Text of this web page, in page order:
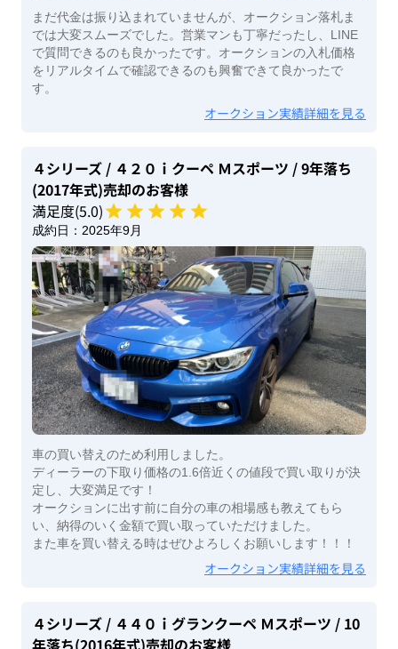
まだ代金は振り込まれていませんが、オークション落札ま
では大変スムーズでした。営業マンも丁寧だったし、LINE
で質問できるのも良かったです。オークションの入札価格
をリアルタイムで確認できるのも興奮できて良かったで
す。
オークション実績詳細を見る
４シリーズ / ４２０ｉクーペ Ｍスポーツ / 9年落ち
(2017年式)売却のお客様
満足度(5.0)
成約日： 2025年9月
車の買い替えのため利用しました。
ディーラーの下取り価格の1.6倍近くの値段で買い取りが決
定し、大変満足です！
オークションに出す前に自分の車の相場感も教えてもら
い、納得のいく金額で買い取っていただけました。
また車を買い替える時はぜひよろしくお願いします！！！
オークション実績詳細を見る
４シリーズ / ４４０ｉグランクーペ Ｍスポーツ / 10
年落ち(2016年式)売却のお客様